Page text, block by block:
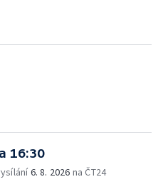
16:30
6. 8. 2026 na ČT24